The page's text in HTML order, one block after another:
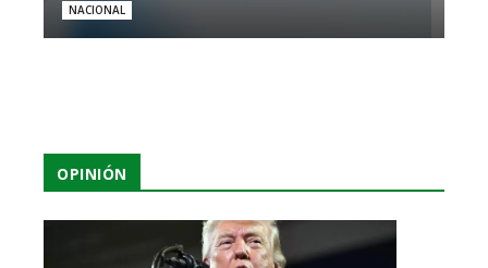
NACIONAL
OPINIÓN